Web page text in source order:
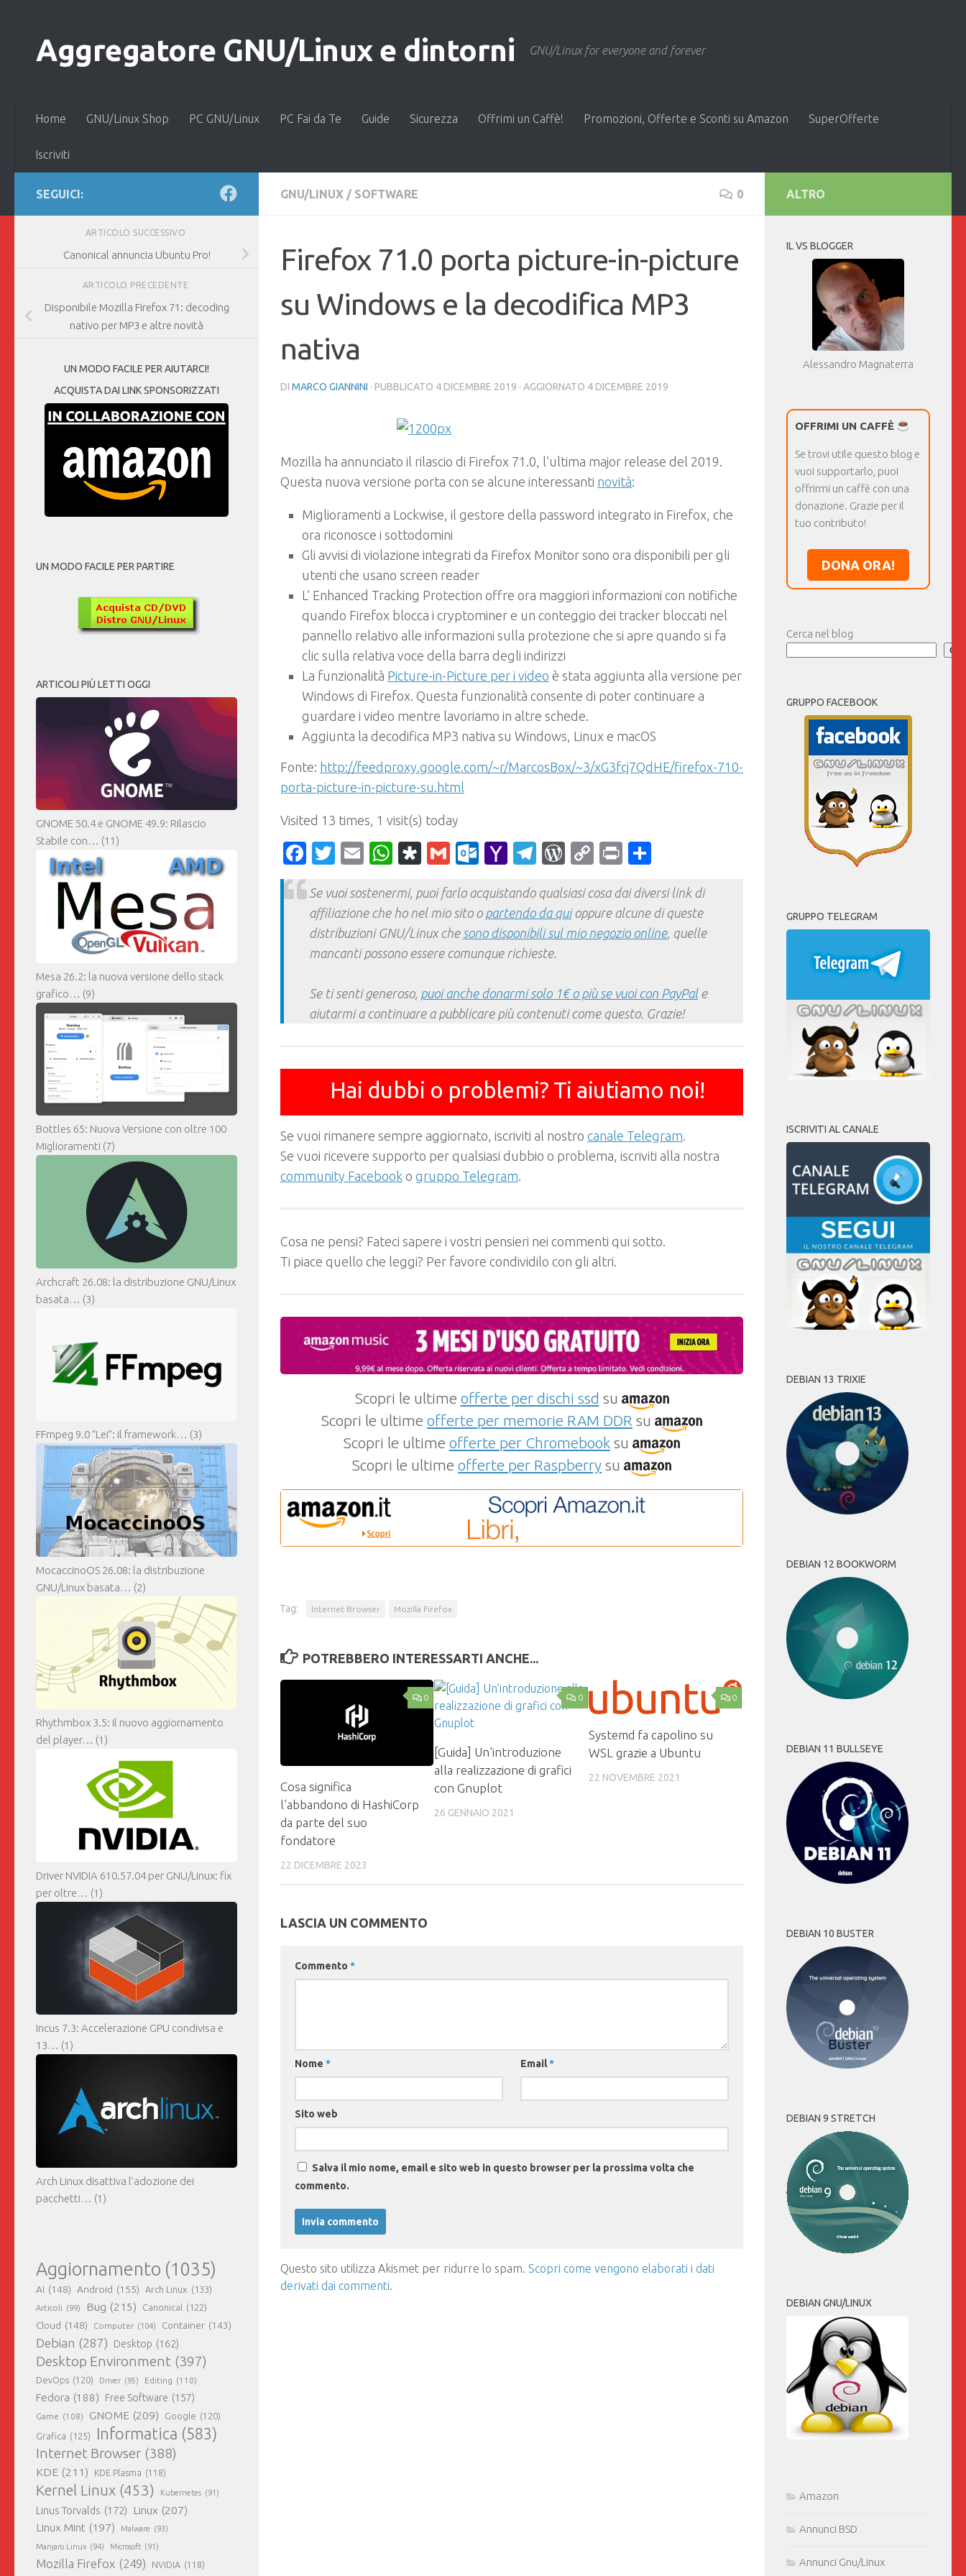
Aggregatore GNU/Linux e dintorni GNU/Linux for everyone and forever
Home GNU/Linux Shop PC GNU/Linux PC Fai da Te Guide Sicurezza Offrimi un Caffè! Promozioni, Offerte e Sconti su Amazon SuperOfferte
Iscriviti
GNU/LINUX / SOFTWARE 0
Firefox 71.0 porta picture-in-picture
su Windows e la decodifica MP3
nativa
DI MARCO GIANNINI · PUBBLICATO 4 DICEMBRE 2019 · AGGIORNATO 4 DICEMBRE 2019
Mozilla ha annunciato il rilascio di Firefox 71.0, l’ultima major release del 2019.
Questa nuova versione porta con se alcune interessanti novità:
Miglioramenti a Lockwise, il gestore della password integrato in Firefox, che
ora riconosce i sottodomini
Gli avvisi di violazione integrati da Firefox Monitor sono ora disponibili per gli
utenti che usano screen reader
L’ Enhanced Tracking Protection offre ora maggiori informazioni con notifiche
quando Firefox blocca i cryptominer e un conteggio dei tracker bloccati nel
pannello relativo alle informazioni sulla protezione che si apre quando si fa
clic sulla relativa voce della barra degli indirizzi
La funzionalità Picture-in-Picture per i video è stata aggiunta alla versione per
Windows di Firefox. Questa funzionalità consente di poter continuare a
guardare i video mentre lavoriamo in altre schede.
Aggiunta la decodifica MP3 nativa su Windows, Linux e macOS
Fonte: http://feedproxy.google.com/~r/MarcosBox/~3/xG3fcj7QdHE/firefox-710-
porta-picture-in-picture-su.html
Visited 13 times, 1 visit(s) today
Facebook
Twitter
EmailWhatsApp
Diaspora
GmailOutlook.com
YahooTelegram
WordPress
CopyPrint
Se vuoi sostenermi, puoi farlo acquistando qualsiasi cosa dai diversi link di
affiliazione che ho nel mio sito o partendo da quioppure alcune di queste
distribuzioni GNU/Linux che sono disponibili sul mio negozio online, quelle
mancanti possono essere comunque richieste.
Se ti senti generoso, puoi anche donarmi solo 1€ o più se vuoi con PayPale
aiutarmi a continuare a pubblicare più contenuti come questo. Grazie!
Hai dubbi o problemi? Ti aiutiamo noi!
Se vuoi rimanere sempre aggiornato, iscriviti al nostro canale Telegram.
Se vuoi ricevere supporto per qualsiasi dubbio o problema, iscriviti alla nostra
community Facebook o gruppo Telegram.
Cosa ne pensi? Fateci sapere i vostri pensieri nei commenti qui sotto.
Ti piace quello che leggi? Per favore condividilo con gli altri.
Scopri le ultime offerte per dischi ssd su
Scopri le ultime offerte per memorie RAM DDR su
Scopri le ultime offerte per Chromebook su
Scopri le ultime offerte per Raspberry su
Tag: Internet Browser Mozilla Firefox
POTREBBERO INTERESSARTI ANCHE...
0
Cosa significa
l’abbandono di HashiCorp
da parte del suo
fondatore
22 DICEMBRE 2023
0
[Guida] Un’introduzione
alla realizzazione di grafici
con Gnuplot
26 GENNAIO 2021
0
Systemd fa capolino su
WSL grazie a Ubuntu
22 NOVEMBRE 2021
LASCIA UN COMMENTO
Commento *
Nome * Email*
Sito web
Salva il mio nome, email e sito web in questo browser per la prossima volta che
commento.
Questo sito utilizza Akismet per ridurre lo spam. Scopri come vengono elaborati i dati
derivati dai commenti.
SEGUICI:
ARTICOLO SUCCESSIVO
Canonical annuncia Ubuntu Pro!
ARTICOLO PRECEDENTE
Disponibile Mozilla Firefox 71: decoding
nativo per MP3 e altre novità
UN MODO FACILE PER AIUTARCI!
ACQUISTA DAI LINK SPONSORIZZATI
UN MODO FACILE PER PARTIRE
ARTICOLI PIÙ LETTI OGGI
GNOME 50.4 e GNOME 49.9: Rilascio
Stabile con… (11)
Mesa 26.2: la nuova versione dello stack
grafico… (9)
Bottles 65: Nuova Versione con oltre 100
Miglioramenti (7)
Archcraft 26.08: la distribuzione GNU/Linux
basata… (3)
FFmpeg 9.0 “Lei”: il framework… (3)
MocaccinoOS 26.08: la distribuzione
GNU/Linux basata… (2)
Rhythmbox 3.5: il nuovo aggiornamento
del player… (1)
Driver NVIDIA 610.57.04 per GNU/Linux: fix
per oltre… (1)
Incus 7.3: Accelerazione GPU condivisa e
13… (1)
Arch Linux disattiva l’adozione dei
pacchetti… (1)
Aggiornamento (1035)
AI (148) Android (155) Arch Linux (133)
Articoli (99) Bug (215) Canonical (122)
Cloud (148) Computer (104) Container (143)
Debian (287) Desktop (162)
Desktop Environment (397)
DevOps (120) Driver (95) Editing (110)
Fedora (188) Free Software (157)
Game (108) GNOME (209) Google (120)
Grafica (125) Informatica (583)
Internet Browser (388)
KDE (211) KDE Plasma (118)
Kernel Linux (453) Kubernetes (91)
Linus Torvalds (172) Linux (207)
Linux Mint (197) Malware (93)
Manjaro Linux (94) Microsoft (91)
Mozilla Firefox (249) NVIDIA (118)
ALTRO
IL VS BLOGGER
Alessandro Magnaterra
OFFRIMI UN CAFFÈ
Se trovi utile questo blog e
vuoi supportarlo, puoi
offrirmi un caffè con una
donazione. Grazie per il
tuo contributo!
DONA ORA!
Cerca nel blog
GRUPPO FACEBOOK
GRUPPO TELEGRAM
ISCRIVITI AL CANALE
DEBIAN 13 TRIXIE
DEBIAN 12 BOOKWORM
DEBIAN 11 BULLSEYE
DEBIAN 10 BUSTER
DEBIAN 9 STRETCH
DEBIAN GNU/LINUX
Amazon
Annunci BSD
Annunci Gnu/Linux